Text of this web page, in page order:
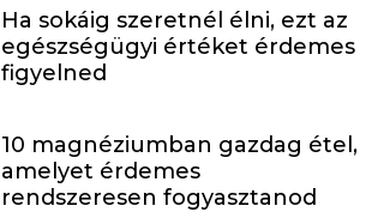
Ha sokáig szeretnél élni, ezt az
egészségügyi értéket érdemes
figyelned
10 magnéziumban gazdag étel,
amelyet érdemes
rendszeresen fogyasztanod